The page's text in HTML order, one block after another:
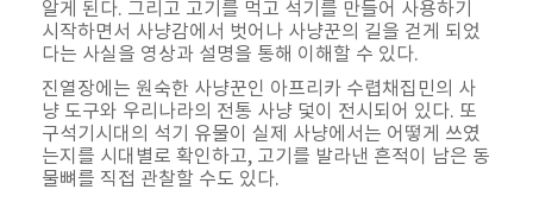
알게 된다. 그리고 고기를 먹고 석기를 만들어 사용하기
시작하면서 사냥감에서 벗어나 사냥꾼의 길을 걷게 되었
다는 사실을 영상과 설명을 통해 이해할 수 있다.
진열장에는 원숙한 사냥꾼인 아프리카 수렵채집민의 사
냥 도구와 우리나라의 전통 사냥 덫이 전시되어 있다. 또
구석기시대의 석기 유물이 실제 사냥에서는 어떻게 쓰였
는지를 시대별로 확인하고, 고기를 발라낸 흔적이 남은 동
물뼈를 직접 관찰할 수도 있다.